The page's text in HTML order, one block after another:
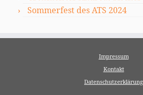
Sommerfest des ATS 2024
Impressum
Kontakt
Datenschutzerklärung